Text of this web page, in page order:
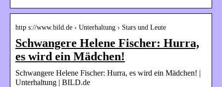
http s://www.bild.de › Unterhaltung › Stars und Leute
Schwangere Helene Fischer: Hurra,
es wird ein Mädchen!
Schwangere Helene Fischer: Hurra, es wird ein Mädchen! |
Unterhaltung | BILD.de